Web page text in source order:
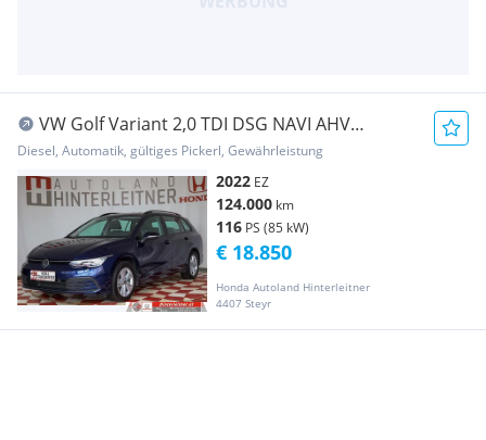
VW Golf Variant 2,0 TDI DSG NAVI AHV
WINTERPAKET A...
Diesel, Automatik, gültiges Pickerl, Gewährleistung
2022 EZ
124.000 km
116 PS (85 kW)
Honda Autoland Hinterleitner
4407 Steyr
€ 18.850